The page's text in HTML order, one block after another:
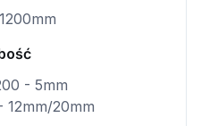
- 5mm
20mm